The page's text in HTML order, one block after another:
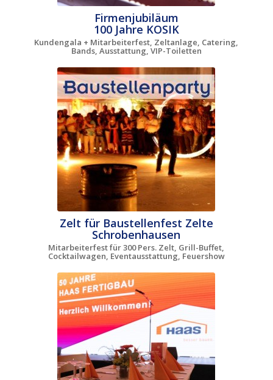
Firmenjubiläum
100 Jahre KOSIK
Kundengala + Mitarbeiterfest, Zeltanlage, Catering,
Bands, Ausstattung, VIP-Toiletten
Zelt für Baustellenfest Zelte
Schrobenhausen
Mitarbeiterfest für 300 Pers. Zelt, Grill-Buffet,
Cocktailwagen, Eventausstattung, Feuershow